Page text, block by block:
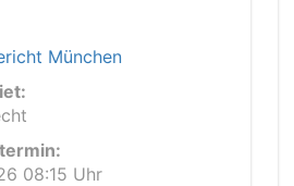
München
08:15 Uhr